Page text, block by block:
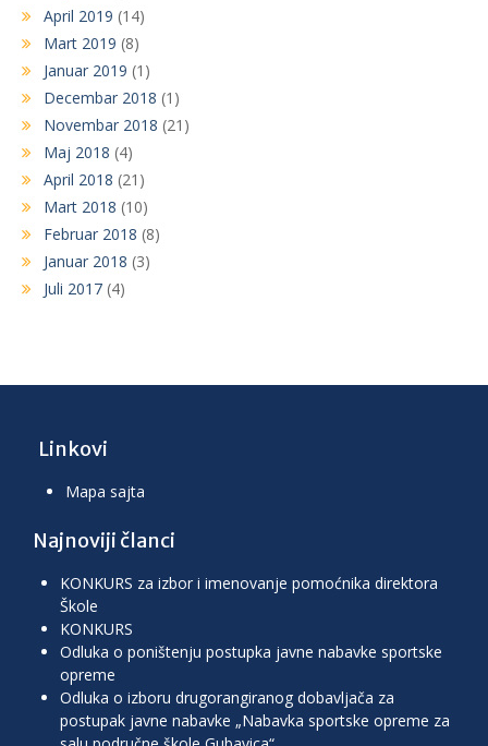
April 2019 (14)
Mart 2019 (8)
Januar 2019 (1)
Decembar 2018 (1)
Novembar 2018 (21)
Maj 2018 (4)
April 2018 (21)
Mart 2018 (10)
Februar 2018 (8)
Januar 2018 (3)
Juli 2017 (4)
Linkovi
Mapa sajta
Najnoviji članci
KONKURS za izbor i imenovanje pomoćnika direktora
Škole
KONKURS
Odluka o poništenju postupka javne nabavke sportske
opreme
Odluka o izboru drugorangiranog dobavljača za
postupak javne nabavke „Nabavka sportske opreme za